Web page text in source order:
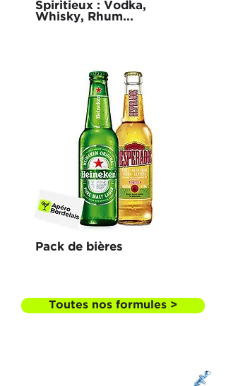
Spiritieux : Vodka,
Whisky, Rhum...
Pack de bières
Toutes nos formules >